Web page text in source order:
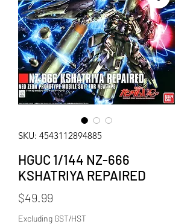
WECHAT 微信諮詢
SKU: 4543112894885
HGUC 1/144 NZ-666
KSHATRIYA REPAIRED
$49.99
Excluding GST/HST